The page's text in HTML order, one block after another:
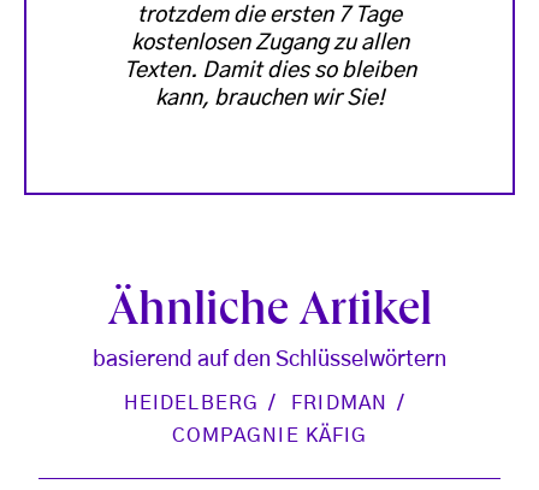
trotzdem die ersten 7 Tage
kostenlosen Zugang zu allen
Texten. Damit dies so bleiben
kann, brauchen wir Sie!
Ähnliche Artikel
basierend auf den Schlüsselwörtern
HEIDELBERG
FRIDMAN
COMPAGNIE KÄFIG